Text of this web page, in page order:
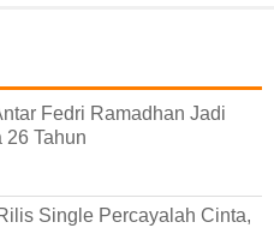
Fedri Ramadhan Jadi
26 Tahun
Single Percayalah Cinta,